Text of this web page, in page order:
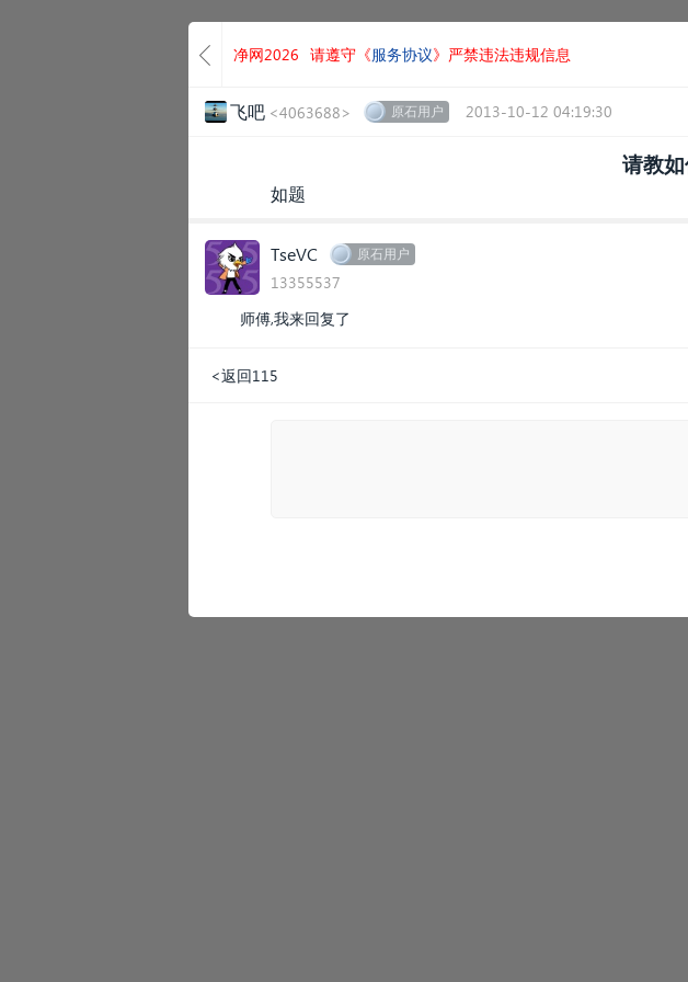
净网2026 请遵守《服务协议》严禁违法违规信息
飞吧 <4063688> 原石用户 2013-10-12 04:19:30
请教
如题
TseVC 原石用户
13355537
师傅,我来回复了
<返回115